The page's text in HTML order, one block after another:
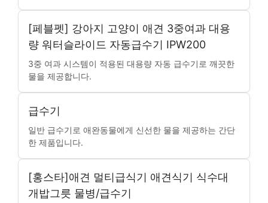
[페블펫] 강아지 고양이 애견 3중여과 대용
량 워터슬라이드 자동급수기 IPW200
3중 여과 시스템이 적용된 대용량 자동 급수기로 깨끗한
물을 제공합니다.
급수기
일반 급수기로 애완동물에게 신선한 물을 제공하는 간단
한 제품입니다.
[홍스타]애견 멀티급식기 애견식기 식수대
개밥그릇 물병/급수기